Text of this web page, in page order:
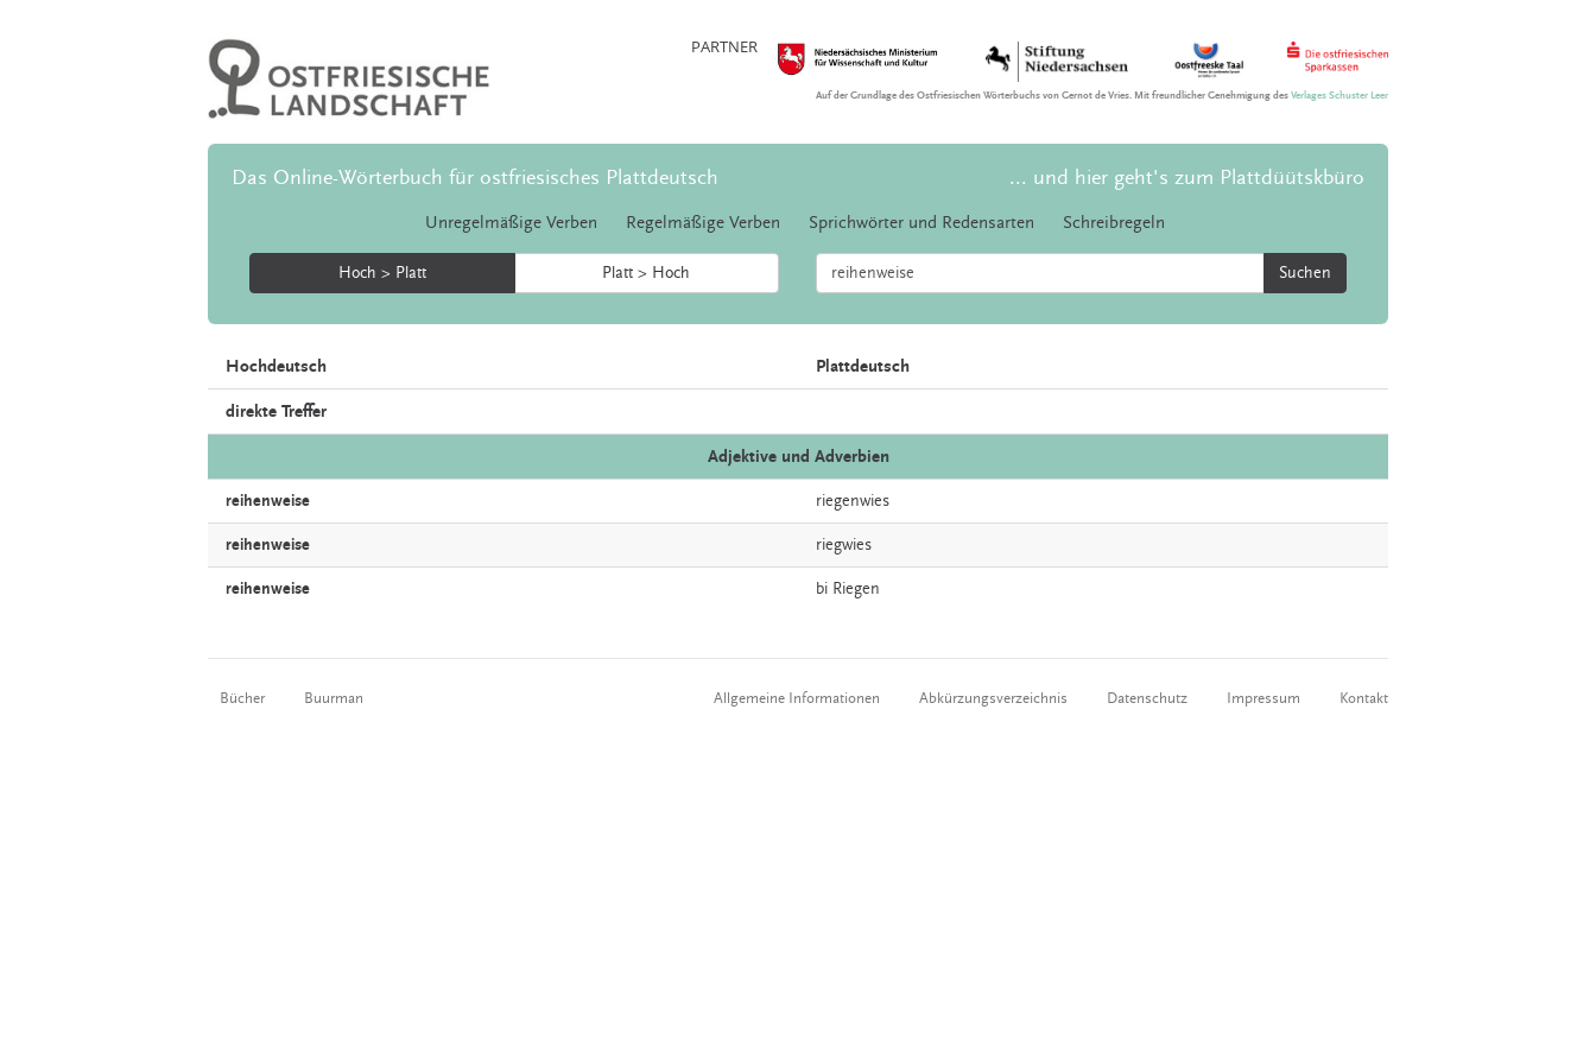
PARTNER
Auf der Grundlage des Ostfriesischen Wörterbuchs von Gernot de Vries. Mit freundlicher Genehmigung desVerlages Schuster Leer
Das Online-Wörterbuch für ostfriesisches Plattdeutsch ... und hier geht's zum Plattdüütskbüro
Unregelmäßige Verben Regelmäßige Verben Sprichwörter und Redensarten Schreibregeln
Hoch > Platt Platt > Hoch Suchen
Hochdeutsch Plattdeutsch
direkte Treffer
Adjektive und Adverbien
reihenweise riegenwies
reihenweise riegwies
reihenweise bi Riegen
Bücher Buurman Allgemeine Informationen Abkürzungsverzeichnis Datenschutz Impressum Kontakt